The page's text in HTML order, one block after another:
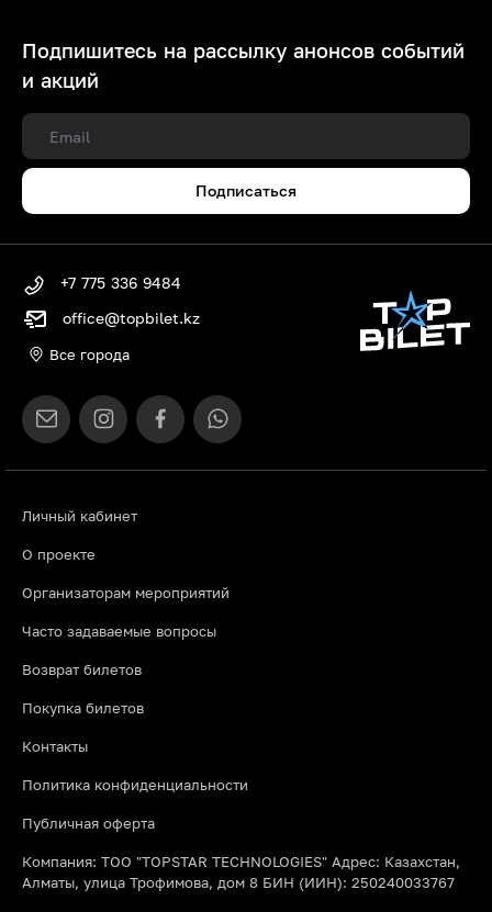
Подпишитесь на рассылку анонсов событий
и акций
Подписаться
Личный кабинет
О проекте
Организаторам мероприятий
Часто задаваемые вопросы
Возврат билетов
Покупка билетов
Контакты
Политика конфиденциальности
Публичная оферта
Компания: ТОО "TOPSTAR TECHNOLOGIES" Адрес: Казахстан,
Алматы, улица Трофимова, дом 8 БИН (ИИН): 250240033767
+7 775 336 9484
office@topbilet.kz
Все города